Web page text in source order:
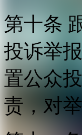
第十条
投诉举
置公众
责，对